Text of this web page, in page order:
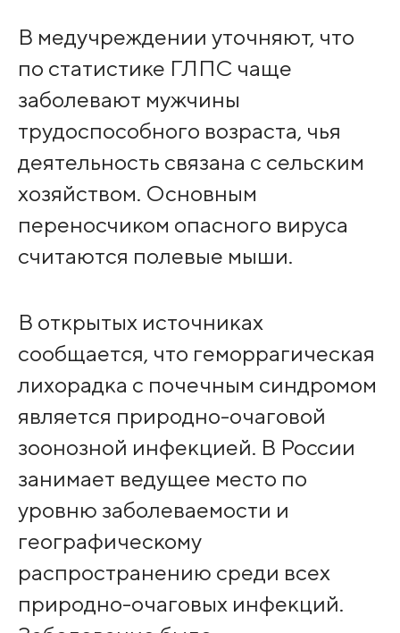
В медучреждении уточняют, что
по статистике ГЛПС чаще
заболевают мужчины
трудоспособного возраста, чья
деятельность связана с сельским
хозяйством. Основным
переносчиком опасного вируса
считаются полевые мыши.
В открытых источниках
сообщается, что геморрагическая
лихорадка с почечным синдромом
является природно-очаговой
зоонозной инфекцией. В России
занимает ведущее место по
уровню заболеваемости и
географическому
распространению среди всех
природно-очаговых инфекций.